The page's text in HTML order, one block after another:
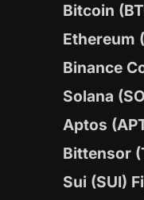
Bitcoin
Ethereum
Binance
Solana
Aptos
Bittensor
Sui (SUI)